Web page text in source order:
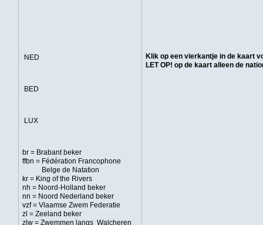
NED
BED
LUX
br = Brabant beker
ffbn = Fédération Francophone
Belge de Natation
kr = King of the Rivers
nh = Noord-Holland beker
nn = Noord Nederland beker
vzf = Vlaamse Zwem Federatie
zl = Zeeland beker
zlw = Zwemmen langs Walcheren
Klik op een vierkantje in de kaart
LET OP! op de kaart alleen de